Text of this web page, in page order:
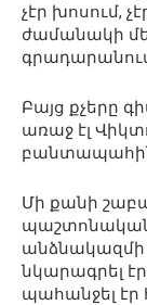
չէր խոսում,
ժամանակի
Բայց քչերը
առաջ էլ
Մի քանի
պաշտոնական
անձնակազմի
նկարագրել
պահանջել էր